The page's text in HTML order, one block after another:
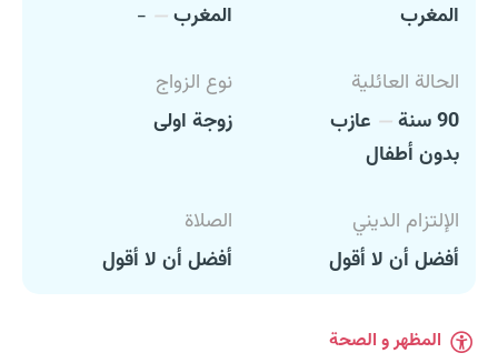
المغرب
المغرب
-
الحالة العائلية
90 سنة
عازب
بدون أطفال
نوع الزواج
زوجة اولى
الإلتزام الديني
أفضل أن لا أقول
الصلاة
أفضل أن لا أقول
المظهر و الصحة